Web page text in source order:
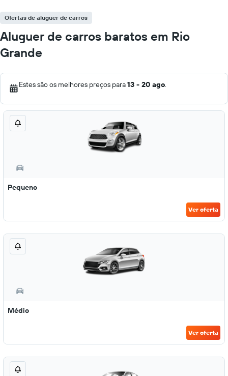
Ofertas de aluguer de carros
Aluguer de carros baratos em Rio
Grande
Estes são os melhores preços para13 - 20 ago.
Pequeno
Ver oferta
Médio
Ver oferta